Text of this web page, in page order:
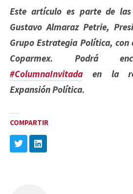
Este artículo es parte de las
Gustavo Almaraz Petrie,
Grupo Estrategia Política, con
Coparmex. Podrá
#ColumnaInvitadaen la
Expansión Política.
COMPARTIR